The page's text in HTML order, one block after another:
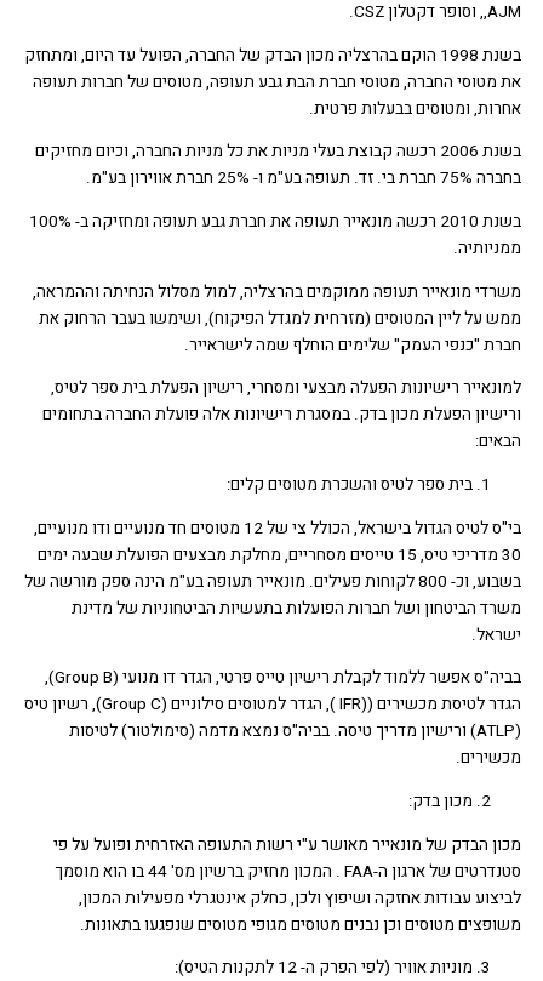
בשנת 1998 הוקם בהרצליה מכון הבדק של החברה, הפועל עד היום, ומתחזק
מטוסי החברה, מטוסי חברת הבת גבע תעופה, מטוסים של חברות תעופה
ומטוסים בבעלות פרטית.
בשנת 2006 רכשה קבוצת בעלי מניות את כל מניות החברה, וכיום מחזיקים
בע"מ ו- 25% חברת אווירון בע"מ.
בשנת 2010 רכשה מונאייר תעופה את חברת גבע תעופה ומחזיקה ב- 100%
מונאייר תעופה ממוקמים בהרצליה, למול מסלול הנחיתה וההמראה,
על ליין המטוסים (מזרחית למגדל הפיקוח), ושימשו בעבר הרחוק את
"כנפי העמק" שלימים הוחלף שמה לישראייר.
רישיונות הפעלה מבצעי ומסחרי, רישיון הפעלת בית ספר לטיס,
הפעלת מכון בדק. במסגרת רישיונות אלה פועלת החברה בתחומים
בית ספר לטיס והשכרת מטוסים קלים:
בי"ס לטיס הגדול בישראל, הכולל צי של 12 מטוסים חד מנועיים ודו מנועיים,
30 מדריכי טיס, 15 טייסים מסחריים, מחלקת מבצעים הפועלת שבעה ימים
בשבוע, וכ- 800 לקוחות פעילים. מונאייר תעופה בע"מ הינה ספק מורשה של
הביטחון ושל חברות הפועלות בתעשיות הביטחוניות של מדינת
בביה"ס אפשר ללמוד לקבלת רישיון טייס פרטי, הגדר דו מנועי (Group B),
הגדר לטיסת מכשירים ((IFR ), הגדר למטוסים סילוניים (Group C), רשיון טיס
(ATLP) ורישיון מדריך טיסה. בביה"ס נמצא מדמה (סימולטור) לטיסות
מכון בדק:
הבדק של מונאייר מאושר ע"י רשות התעופה האזרחית ופועל על פי
סטנדרטים של ארגון ה-FAA . המכון מחזיק ברשיון מס' 44 בו הוא מוסמך
עבודות אחזקה ושיפוץ ולכן, כחלק אינטגרלי מפעילות המכון,
מטוסים וכן נבנים מטוסים מגופי מטוסים שנפגעו בתאונות.
מוניות אוויר (לפי הפרק ה- 12 לתקנות הטיס):